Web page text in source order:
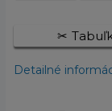
Detailné